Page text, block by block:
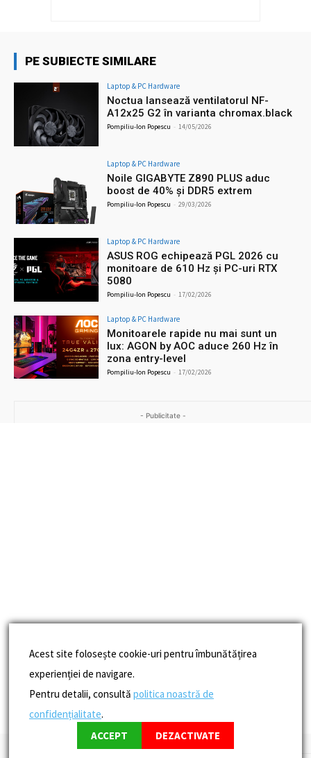
PE SUBIECTE SIMILARE
Laptop & PC Hardware
Noctua lansează ventilatorul NF-
A12x25 G2 în varianta chromax.black
Pompiliu-Ion Popescu - 14/05/2026
Laptop & PC Hardware
Noile GIGABYTE Z890 PLUS aduc
boost de 40% și DDR5 extrem
Pompiliu-Ion Popescu - 29/03/2026
Laptop & PC Hardware
ASUS ROG echipează PGL 2026 cu
monitoare de 610 Hz și PC-uri RTX
5080
Pompiliu-Ion Popescu - 17/02/2026
Laptop & PC Hardware
Monitoarele rapide nu mai sunt un
lux: AGON by AOC aduce 260 Hz în
zona entry-level
Pompiliu-Ion Popescu - 17/02/2026
- Publicitate -
Acest site folosește cookie-uri pentru îmbunătățirea
experienției de navigare.
Pentru detalii, consultă politica noastră de
confidențialitate.
ACCEPT
DEZACTIVATE